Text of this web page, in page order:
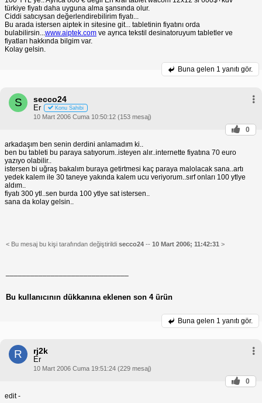
türkiye fiyatı daha uyguna alma şansında olur.
Ciddi satıcıysan değerlendirebilirim fiyatı...
Bu arada istersen aiptek in sitesine git... tabletinin fiyatını orda
bulabilirsin... www.aiptek.com ve ayrıca tekstil desinatoruyum tabletler ve
fiyatları hakkında bilgim var.
Kolay gelsin.
Buna gelen 1 yanıtı gör.
S secco24
Er Konu Sahibi
10 Mart 2006 Cuma 10:50:12 (153 mesaj)
0
arkadaşım ben senin derdini anlamadım ki..
ben bu tableti bu paraya satıyorum..isteyen alır..internette fiyatına 70 euro
yazıyo olabilir..
istersen bi uğraş bakalım buraya getirtmesi kaç paraya malolacak sana..artı
yedek kalem ile 30 taneye yakında kalem ucu veriyorum..sırf onları 100 ytlye
aldım..
fiyatı 300 ytl..sen burda 100 ytlye sat istersen..
sana da kolay gelsin..
< Bu mesaj bu kişi tarafından değiştirildi secco24 -- 10 Mart 2006; 11:42:31 >
Bu kullanıcının dükkanına eklenen son 4 ürün
Buna gelen 1 yanıtı gör.
R rj2k
Er
10 Mart 2006 Cuma 19:51:24 (229 mesaj)
0
edit -